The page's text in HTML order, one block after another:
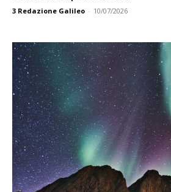
3 Redazione Galileo - 10/07/2026